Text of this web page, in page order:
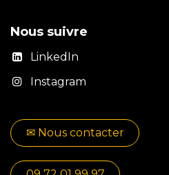
Nous suivre
LinkedIn
Instagram
✉​​ No​​​​us contacter